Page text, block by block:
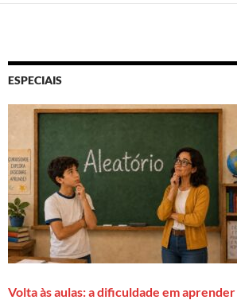
ESPECIAIS
Volta às aulas: a dificuldade em